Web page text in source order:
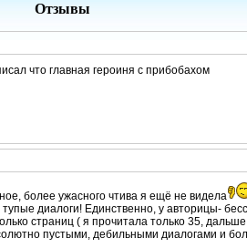
Отзывы
что главная героиня с прибобахом
более ужасного чтива я ещё не видела
диалоги! Единственно, у авторицы-
страниц ( я прочитала только 35, дальше
пустыми, дебильными диалогами и